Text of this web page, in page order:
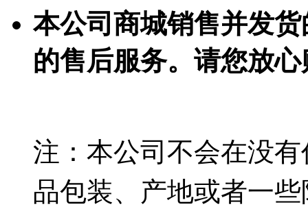
本公司商城销售并发
的售后服务。请您放
注：本公司不会在没
品包装、产地或者一